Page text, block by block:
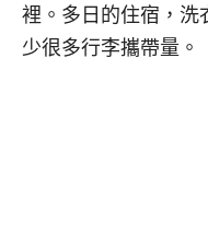
裡。多日的住宿，洗
少很多行李攜帶量。